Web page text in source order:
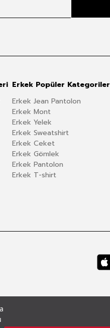
Erkek Popüler Kategoriler
Erkek Jean Pantolon
Erkek Mont
Erkek Yelek
Erkek Sweatshirt
Erkek Ceket
Erkek Gömlek
Erkek Pantolon
Erkek T-shirt